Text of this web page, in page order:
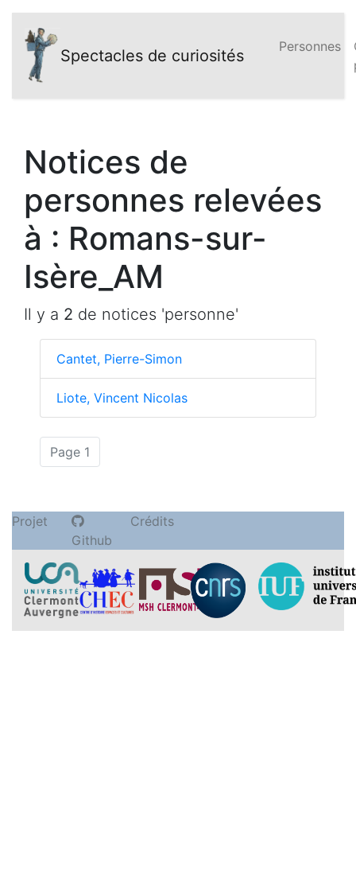
Spectacles de curiosités Personnes
Notices de
personnes relevées
à : Romans-sur-
Isère_AM
Il y a 2 de notices 'personne'
Cantet, Pierre-Simon
Liote, Vincent Nicolas
Page 1
Projet
Github
Crédits